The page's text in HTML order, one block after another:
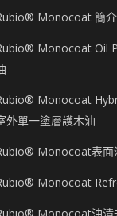
Monocoat 簡介
Monocoat Oil
Monocoat
外單一塗層護木油
Monocoat表面
Monocoat